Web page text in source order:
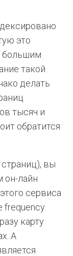
это
большим
такой
делать
тысяч и
обратится
вы
он-лайн
сервиса
frequency
карту
А